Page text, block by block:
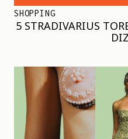
SHOPPING
5 STRADIVARIUS